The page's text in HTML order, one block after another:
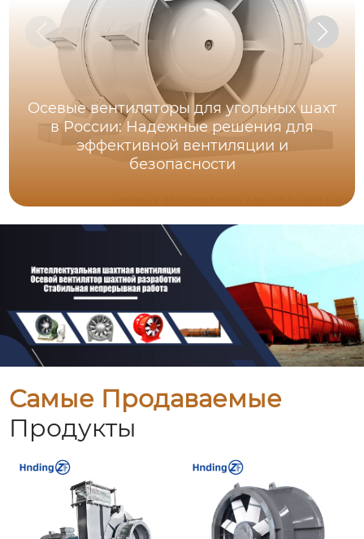
Осевые вентиляторы для угольных шахт
в России: Надежные решения для
эффективной вентиляции и
безопасности
Самые Продаваемые
Продукты